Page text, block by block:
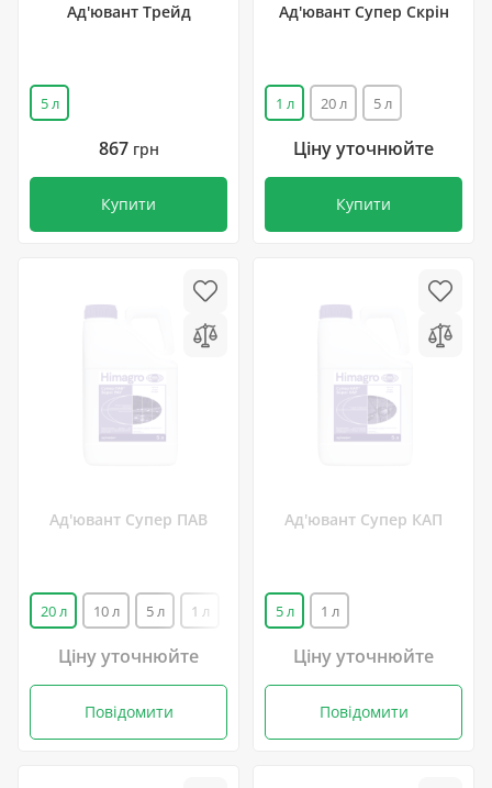
Ад'ювант Трейд
5 л
867 грн
Купити
Ад'ювант Супер Скрін
1 л 20 л 5 л
Ціну уточнюйте
Купити
Ад'ювант Супер ПАВ
20 л 10 л 5 л 1 л
Ціну уточнюйте
Повідомити
Ад'ювант Супер КАП
5 л 1 л
Ціну уточнюйте
Повідомити